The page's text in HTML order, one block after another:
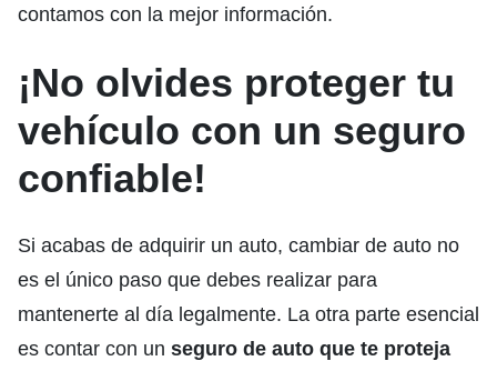
contamos con la mejor información.
¡No olvides proteger tu
vehículo con un seguro
confiable!
Si acabas de adquirir un auto, cambiar de auto no
es el único paso que debes realizar para
mantenerte al día legalmente. La otra parte esencial
es contar con un seguro de auto que te proteja